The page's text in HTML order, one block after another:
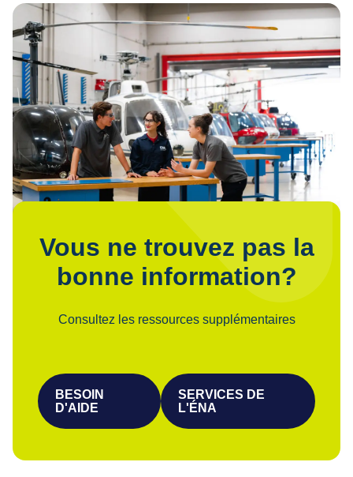
Vous ne trouvez pas la
bonne information?
Consultez les ressources supplémentaires
BESOIN
D'AIDE
SERVICES DE
L'ÉNA